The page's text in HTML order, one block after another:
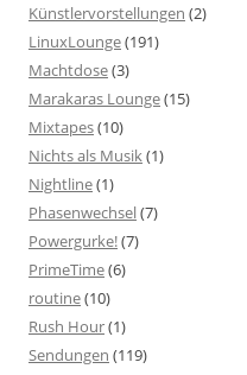
Künstlervorstellungen (2)
LinuxLounge(191)
Machtdose(3)
Marakaras Lounge(15)
Mixtapes(10)
Nichts als Musik(1)
Nightline(1)
Phasenwechsel(7)
Powergurke!(7)
PrimeTime(6)
routine(10)
Rush Hour(1)
Sendungen (119)